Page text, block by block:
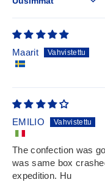
Sort by
Maarit
EMILIO
The confection was
was same box
expedition. Hu